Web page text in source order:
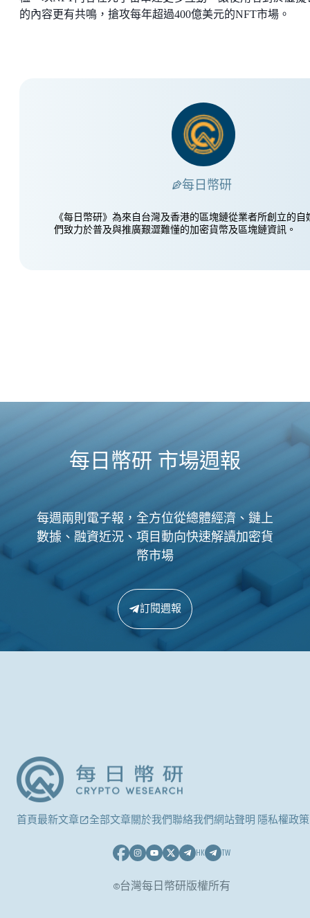
的內容更有共鳴，搶攻每年超過400億美元的NFT市場。
每日幣研
《每日幣研》為來自台灣及香港的區塊鏈從業者所創立的自
們致力於普及與推廣艱澀難懂的加密貨幣及區塊鏈資訊。
每日幣研 市場週報
每週兩則電子報，全方位從總體經濟、鏈上
數據、融資近況、項目動向快速解讀加密貨
幣市場
訂閱週報
首頁最新文章 全部文章關於我們聯絡我們網站聲明 隱私權政策
HK TW
©台灣每日幣研版權所有